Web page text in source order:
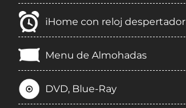
iHome con reloj despertador
Menu de Almohadas
DVD, Blue-Ray